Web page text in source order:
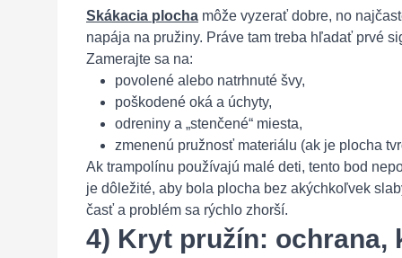
Skákacia plocha môže vyzerať dobre, no
napája na pružiny. Práve tam treba hľadať prvé
Zamerajte sa na:
povolené alebo natrhnuté švy,
poškodené oká a úchyty,
odreniny a „stenčené“ miesta,
zmenenú pružnosť materiálu (ak je plocha
Ak trampolínu používajú malé deti, tento bod
je dôležité, aby bola plocha bez akýchkoľvek
časť a problém sa rýchlo zhorší.
4) Kryt pružín: ochrana,